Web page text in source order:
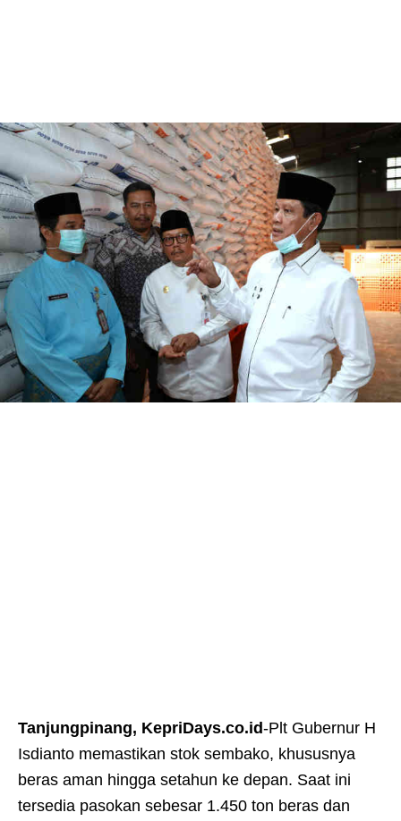
Tanjungpinang, KepriDays.co.id-Plt Gubernur H
Isdianto memastikan stok sembako, khususnya
beras aman hingga setahun ke depan. Saat ini
tersedia pasokan sebesar 1.450 ton beras dan